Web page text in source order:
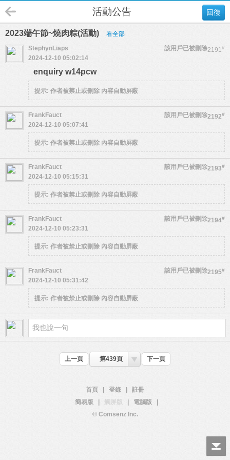
回復
活動公告
2023端午節~燒肉粽(活動) 看全部
2191#
StephynLiaps
該用戶已被刪除
2024-12-10 05:02:14
enquiry w14pcw
提示: 作者被禁止或刪除 內容自動屏蔽
2192#
FrankFauct
該用戶已被刪除
2024-12-10 05:07:41
提示: 作者被禁止或刪除 內容自動屏蔽
2193#
FrankFauct
該用戶已被刪除
2024-12-10 05:15:31
提示: 作者被禁止或刪除 內容自動屏蔽
2194#
FrankFauct
該用戶已被刪除
2024-12-10 05:23:31
提示: 作者被禁止或刪除 內容自動屏蔽
2195#
FrankFauct
該用戶已被刪除
2024-12-10 05:31:42
提示: 作者被禁止或刪除 內容自動屏蔽
上一頁 第439頁 下一頁
首頁 登錄
註冊
簡易版
觸屏版 電腦版
© Comsenz Inc.